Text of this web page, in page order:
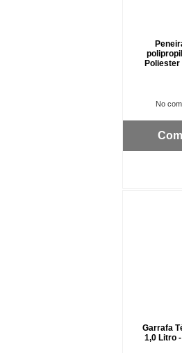
Poliester
No
Garrafa
1,0 Litro